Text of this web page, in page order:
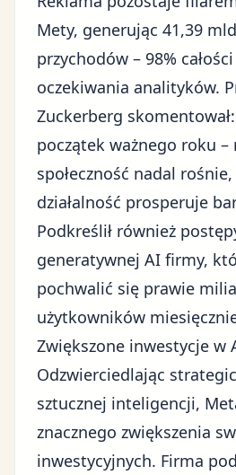
Mety, generując 41,39
przychodów – 98%
oczekiwania analityków.
Zuckerberg
początek ważnego roku –
społeczność nadal rośnie,
działalność prosperuje
Podkreślił również
generatywnej AI firmy,
pochwalić się prawie
użytkowników
Zwiększone inwestycje w
Odzwierciedlając
sztucznej inteligencji,
znacznego zwiększenia
inwestycyjnych. Firma